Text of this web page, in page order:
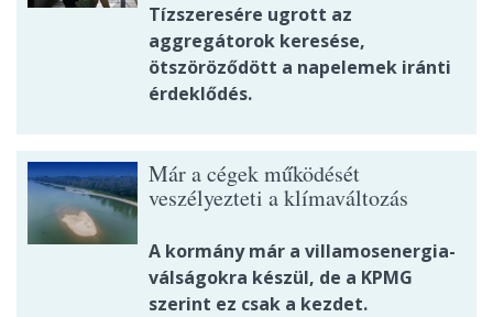
Tízszeresére ugrott az
aggregátorok keresése,
ötszöröződött a napelemek iránti
érdeklődés.
Már a cégek működését
veszélyezteti a klímaváltozás
A kormány már a villamosenergia-
válságokra készül, de a KPMG
szerint ez csak a kezdet.